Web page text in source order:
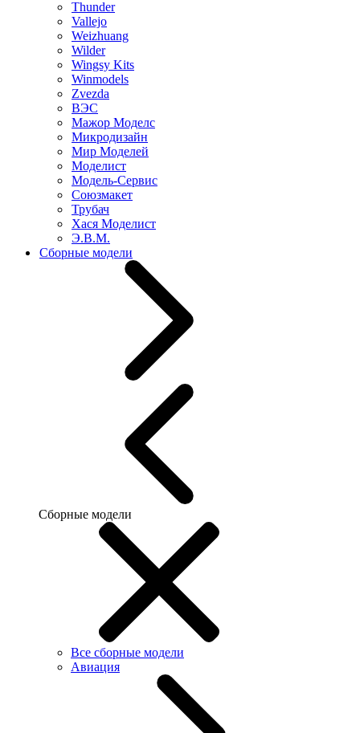
Thunder
Vallejo
Weizhuang
Wilder
Wingsy Kits
Winmodels
Zvezda
ВЭС
Мажор Моделс
Микродизайн
Мир Моделей
Моделист
Модель-Сервис
Союзмакет
Трубач
Хася Моделист
Э.В.М.
Сборные модели
Сборные модели
Все сборные модели
Авиация